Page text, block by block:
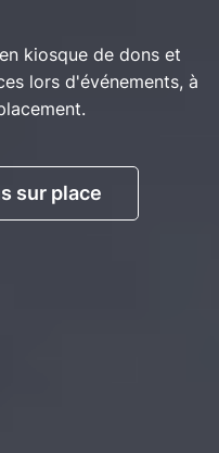
kiosque de dons et
lors d'événements, à
sur place